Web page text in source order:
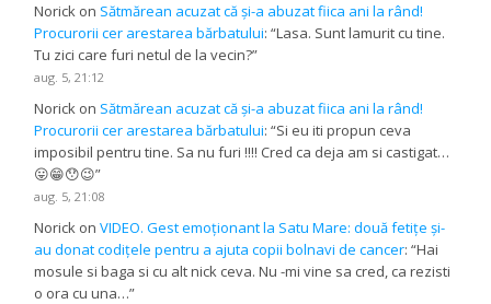
Norick on Sătmărean acuzat că și-a abuzat fiica ani la rând!
Procurorii cer arestarea bărbatului: “Lasa. Sunt lamurit cu tine.
Tu zici care furi netul de la vecin?”
aug. 5, 21:12
Norick on Sătmărean acuzat că și-a abuzat fiica ani la rând!
Procurorii cer arestarea bărbatului: “Si eu iti propun ceva
imposibil pentru tine. Sa nu furi !!!! Cred ca deja am si castigat…
😛😁😯😉”
aug. 5, 21:08
Norick onVIDEO. Gest emoționant la Satu Mare: două fetițe și-
au donat codițele pentru a ajuta copii bolnavi de cancer: “Hai
mosule si baga si cu alt nick ceva. Nu -mi vine sa cred, ca rezisti
o ora cu una…”